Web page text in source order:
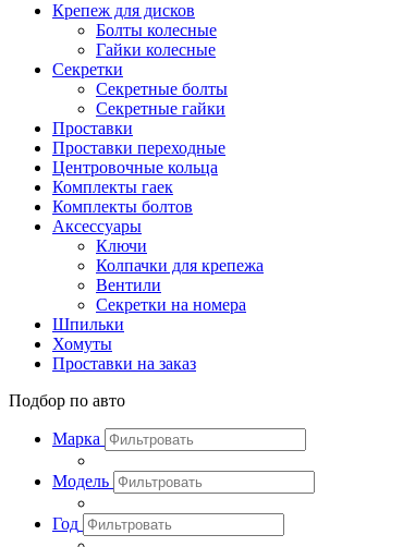
Крепеж для дисков
Болты колесные
Гайки колесные
Секретки
Секретные болты
Секретные гайки
Проставки
Проставки переходные
Центровочные кольца
Комплекты гаек
Комплекты болтов
Аксессуары
Ключи
Колпачки для крепежа
Вентили
Секретки на номера
Шпильки
Хомуты
Проставки на заказ
Подбор по авто
Марка
Модель
Год